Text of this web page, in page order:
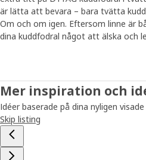
använt och förädlat detta
Själva växtfibern kommer från
odling och förädling kräver
processer än för andra
kuddfodral något att älska och
är lätta att bevara – bara tvätta
Om och om igen. Eftersom linne är
dina kuddfodral något att älska och
Mer inspiration och
Idéer baserade på dina nyligen
Skip listing